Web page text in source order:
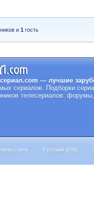
и1 гость
— лучшие
сериалов. Подборки
телесериалов:
стиль Русский (RU)